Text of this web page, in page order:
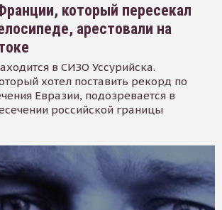
который пересекал
арестовали на
в СИЗО Уссурийска.
хотел поставить рекорд по
Евразии, подозревается в
российской границы